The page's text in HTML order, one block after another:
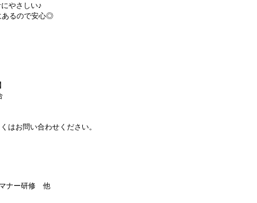
やさしい♪
あるので安心◎
はお問い合わせください。
マナー研修 他